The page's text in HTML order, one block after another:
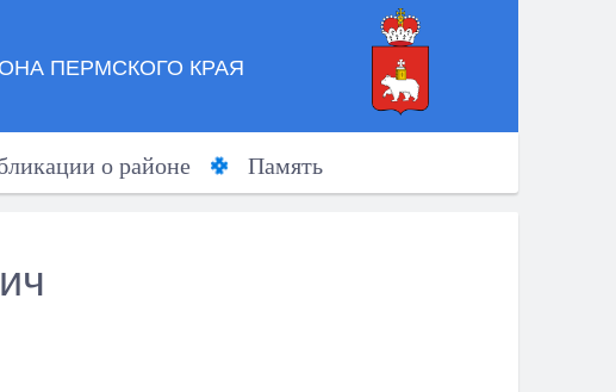
ПЕРМСКОГО КРАЯ
о районе Память